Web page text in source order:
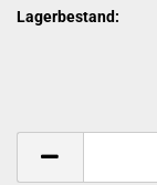
Lagerbestand: